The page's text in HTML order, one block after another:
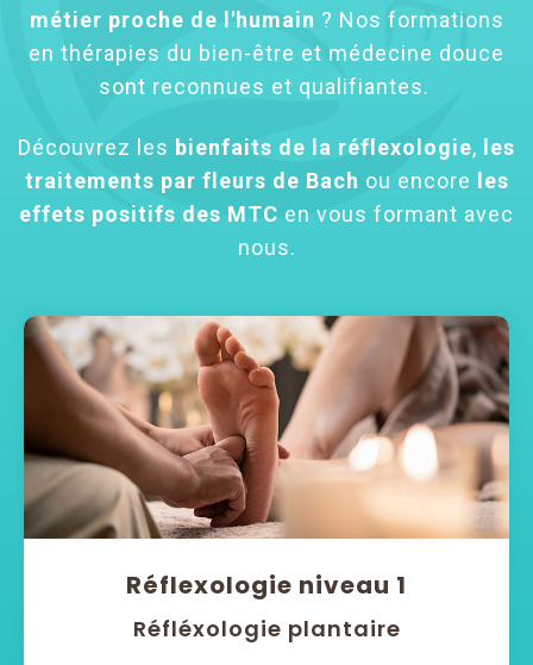
métier proche de l'humain ? Nos formations
en thérapies du bien-être et médecine douce
sont reconnues et qualifiantes.
Découvrez les bienfaits de la réflexologie,
les
traitements par fleurs de Bach ou encore
les
effets positifs des MTC en vous formant avec
nous.
Réflexologie niveau 1
Réfléxologie plantaire